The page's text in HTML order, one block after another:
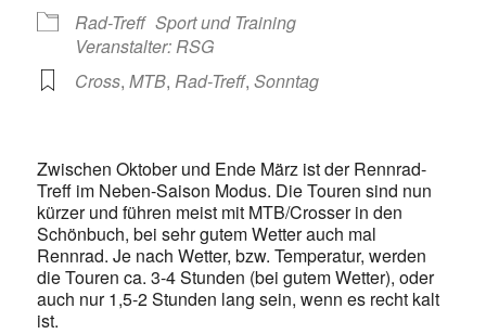
Rad-Treff Sport und Training
Veranstalter: RSG
Cross, MTB, Rad-Treff, Sonntag
Zwischen Oktober und Ende März ist der Rennrad-
Treff im Neben-Saison Modus. Die Touren sind nun
kürzer und führen meist mit MTB/Crosser in den
Schönbuch, bei sehr gutem Wetter auch mal
Rennrad. Je nach Wetter, bzw. Temperatur, werden
die Touren ca. 3-4 Stunden (bei gutem Wetter), oder
auch nur 1,5-2 Stunden lang sein, wenn es recht kalt
ist.